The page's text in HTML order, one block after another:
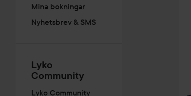
Mina bokningar
Nyhetsbrev & SMS
Lyko
Community
Lyko Community